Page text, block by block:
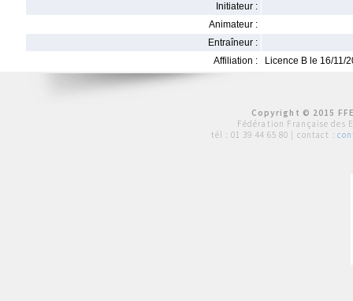
Initiateur :
Animateur :
Entraîneur :
Affiliation :
Licence B le 16/11/
Copyright © 2015
Fédération Française des
tél : 01 39 44 65 80 | contact :